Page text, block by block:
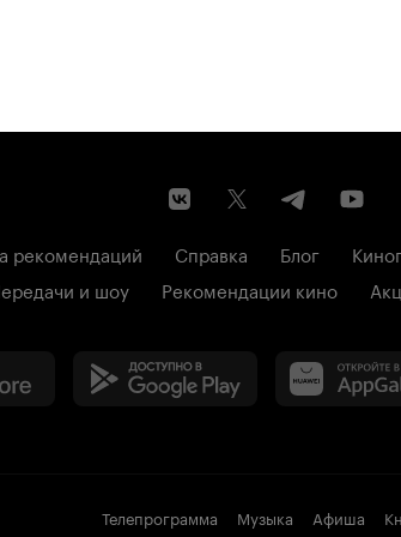
рекомендаций Справка Блог
и шоу Рекомендации кино
Телепрограмма Музыка Афиша